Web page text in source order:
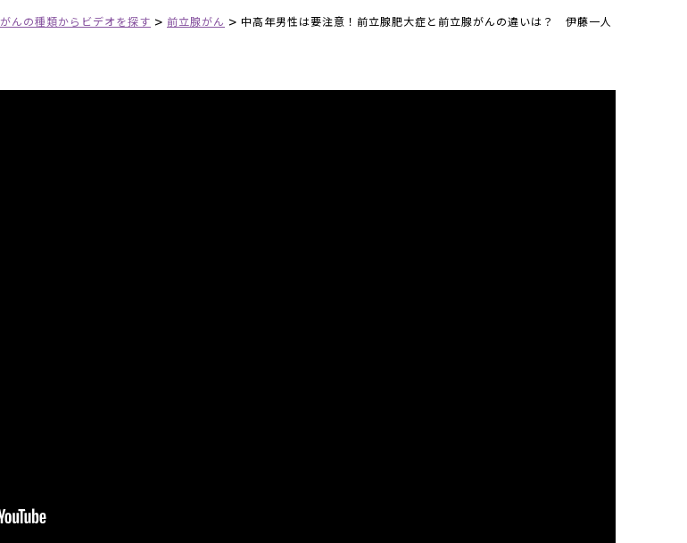
がんの種類からビデオを探す > 前立腺がん > 中高年男性は要注意！前立腺肥大症と前立腺がんの違いは？ 伊藤一人